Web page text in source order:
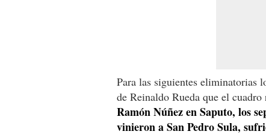
Para las siguientes eliminatorias
de Reinaldo Rueda que el
Ramón Núñez en Saputo, los
vinieron a San Pedro Sula,